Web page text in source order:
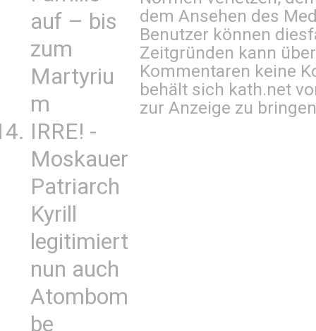
auf – bis
zum
Martyriu
m
IRRE! -
Moskauer
Patriarch
Kyrill
legitimiert
nun auch
Atombom
be
dem Ansehen des
Benutzer können
Zeitgründen kann
Kommentaren keine
behält sich kath.net
zur Anzeige zu